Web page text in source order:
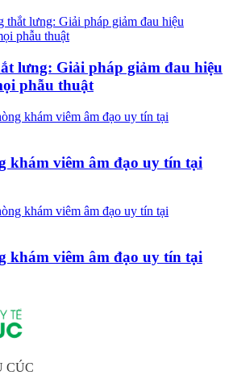
lưng: Giải pháp giảm đau hiệu
phẫu thuật
khám viêm âm đạo uy tín tại
khám viêm âm đạo uy tín tại
CÚC